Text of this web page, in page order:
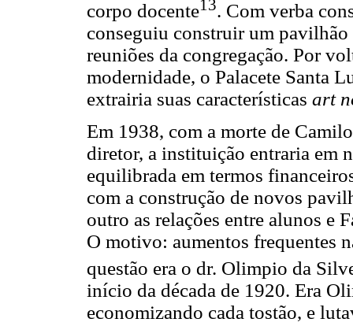
corpo docente13. Com verba
conseguiu construir um pavilhão
reuniões da congregação. Por
modernidade, o Palacete Santa
extrairia suas características art
Em 1938, com a morte de
diretor, a instituição entraria em
equilibrada em termos
com a construção de novos
outro as relações entre alunos e
O motivo: aumentos frequentes
questão era o dr. Olimpio da
início da década de 1920. Era
economizando cada tostão, e